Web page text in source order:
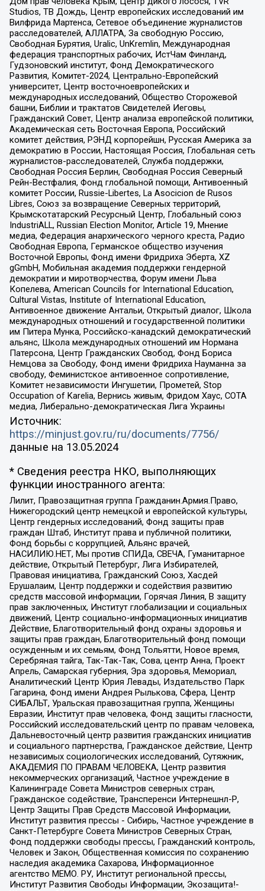
Studios, ТВ Дождь, Центр европейских исследований им
Вилфрида Мартенса, Сетевое объединение журналистов
расследователей, АЛЛАТРА, За свободную Россию,
Свободная Бурятия, Uralic, UnKremlin, Международная
федерация транспортных рабочих, ИстЧам Финланд,
Гудзоновский институт, Фонд Демократического
Развития, Комитет-2024, Центрально-Европейский
университет, Центр восточноевропейских и
международных исследований, Общество Сторожевой
башни, Библии и трактатов Свидетелей Иеговы,
Гражданский Совет, Центр анализа европейской политики,
Академическая сеть Восточная Европа, Российский
комитет действия, РЭНД корпорейшн, Русская Америка за
демократию в России, Настоящая Россия, Глобальная сеть
журналистов-расследователей, Служба поддержки,
Свободная Россия Берлин, Свободная Россия Северный
Рейн-Вестфалия, Фонд глобальной помощи, Антивоенный
комитет России, Russie-Libertes, La Asocicion de Rusos
Libres, Союз за возвращение Северных территорий,
Крымскотатарский Ресурсный Центр, Глобальный союз
IndustriALL, Russian Election Monitor, Article 19, Мнение
медиа, Федерация анархического черного креста, Радио
Свободная Европа, Германское общество изучения
Восточной Европы, Фонд имени Фридриха Эберта, XZ
gGmbH, Мобильная академия поддержки гендерной
демократии и миротворчества, Форум имени Льва
Копелева, American Councils for International Education,
Cultural Vistas, Institute of International Education,
Антивоенное движение Антальи, Открытый диалог, Школа
международных отношений и государственной политики
им Питера Мунка, Российско-канадский демократический
альянс, Школа международных отношений им Нормана
Патерсона, Центр Гражданских Свобод, Фонд Бориса
Немцова за Свободу, Фонд имени Фридриха Науманна за
свободу, Феминистское антивоенное сопротивление,
Комитет независимости Ингушетии, Прометей, Stop
Occupation of Karelia, Вернись живым, Фридом Хаус, СОТА
медиа, Либерально-демократическая Лига Украины
Источник:
https://minjust.gov.ru/ru/documents/7756/
данные на 13.05.2024
* Сведения реестра НКО, выполняющих
функции иностранного агента:
Лилит, Правозащитная группа Гражданин.Армия.Право,
Нижегородский центр немецкой и европейской культуры,
Центр гендерных исследований, Фонд защиты прав
граждан Штаб, Институт права и публичной политики,
Фонд борьбы с коррупцией, Альянс врачей,
НАСИЛИЮ.НЕТ, Мы против СПИДа, СВЕЧА, Гуманитарное
действие, Открытый Петербург, Лига Избирателей,
Правовая инициатива, Гражданский Союз, Хасдей
Ерушалаим, Центр поддержки и содействия развитию
средств массовой информации, Горячая Линия, В защиту
прав заключенных, Институт глобализации и социальных
движений, Центр социально-информационных инициатив
Действие, Благотворительный фонд охраны здоровья и
защиты прав граждан, Благотворительный фонд помощи
осужденным и их семьям, Фонд Тольятти, Новое время,
Серебряная тайга, Так-Так-Так, Сова, центр Анна, Проект
Апрель, Самарская губерния, Эра здоровья, Мемориал,
Аналитический Центр Юрия Левады, Издательство Парк
Гагарина, Фонд имени Андрея Рылькова, Сфера, Центр
СИБАЛЬТ, Уральская правозащитная группа, Женщины
Евразии, Институт прав человека, Фонд защиты гласности,
Российский исследовательский центр по правам человека,
Дальневосточный центр развития гражданских инициатив
и социального партнерства, Гражданское действие, Центр
независимых социологических исследований, Сутяжник,
АКАДЕМИЯ ПО ПРАВАМ ЧЕЛОВЕКА, Центр развития
некоммерческих организаций, Частное учреждение в
Калининграде Совета Министров северных стран,
Гражданское содействие, Трансперенси Интернешнл-Р,
Центр Защиты Прав Средств Массовой Информации,
Институт развития прессы - Сибирь, Частное учреждение в
Санкт-Петербурге Совета Министров Северных Стран,
Фонд поддержки свободы прессы, Гражданский контроль,
Человек и Закон, Общественная комиссия по сохранению
наследия академика Сахарова, Информационное
агентство МЕМО. РУ, Институт региональной прессы,
Институт Развития Свободы Информации, Экозащита!-